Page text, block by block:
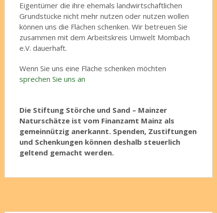
Eigentümer die ihre ehemals landwirtschaftlichen
Grundstücke nicht mehr nutzen oder nutzen wollen
können uns die Flächen schenken. Wir betreuen Sie
zusammen mit dem Arbeitskreis Umwelt Mombach
e.V. dauerhaft.
Wenn Sie uns eine Fläche schenken möchten
sprechen Sie uns an
Die Stiftung Störche und Sand – Mainzer
Naturschätze ist vom Finanzamt Mainz als
gemeinnützig anerkannt. Spenden, Zustiftungen
und Schenkungen können deshalb steuerlich
geltend gemacht werden.